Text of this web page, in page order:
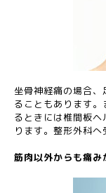
坐骨神経痛の場合
ることもあります
るときには椎間板
ります。整形外科へ
筋肉以外からも痛み